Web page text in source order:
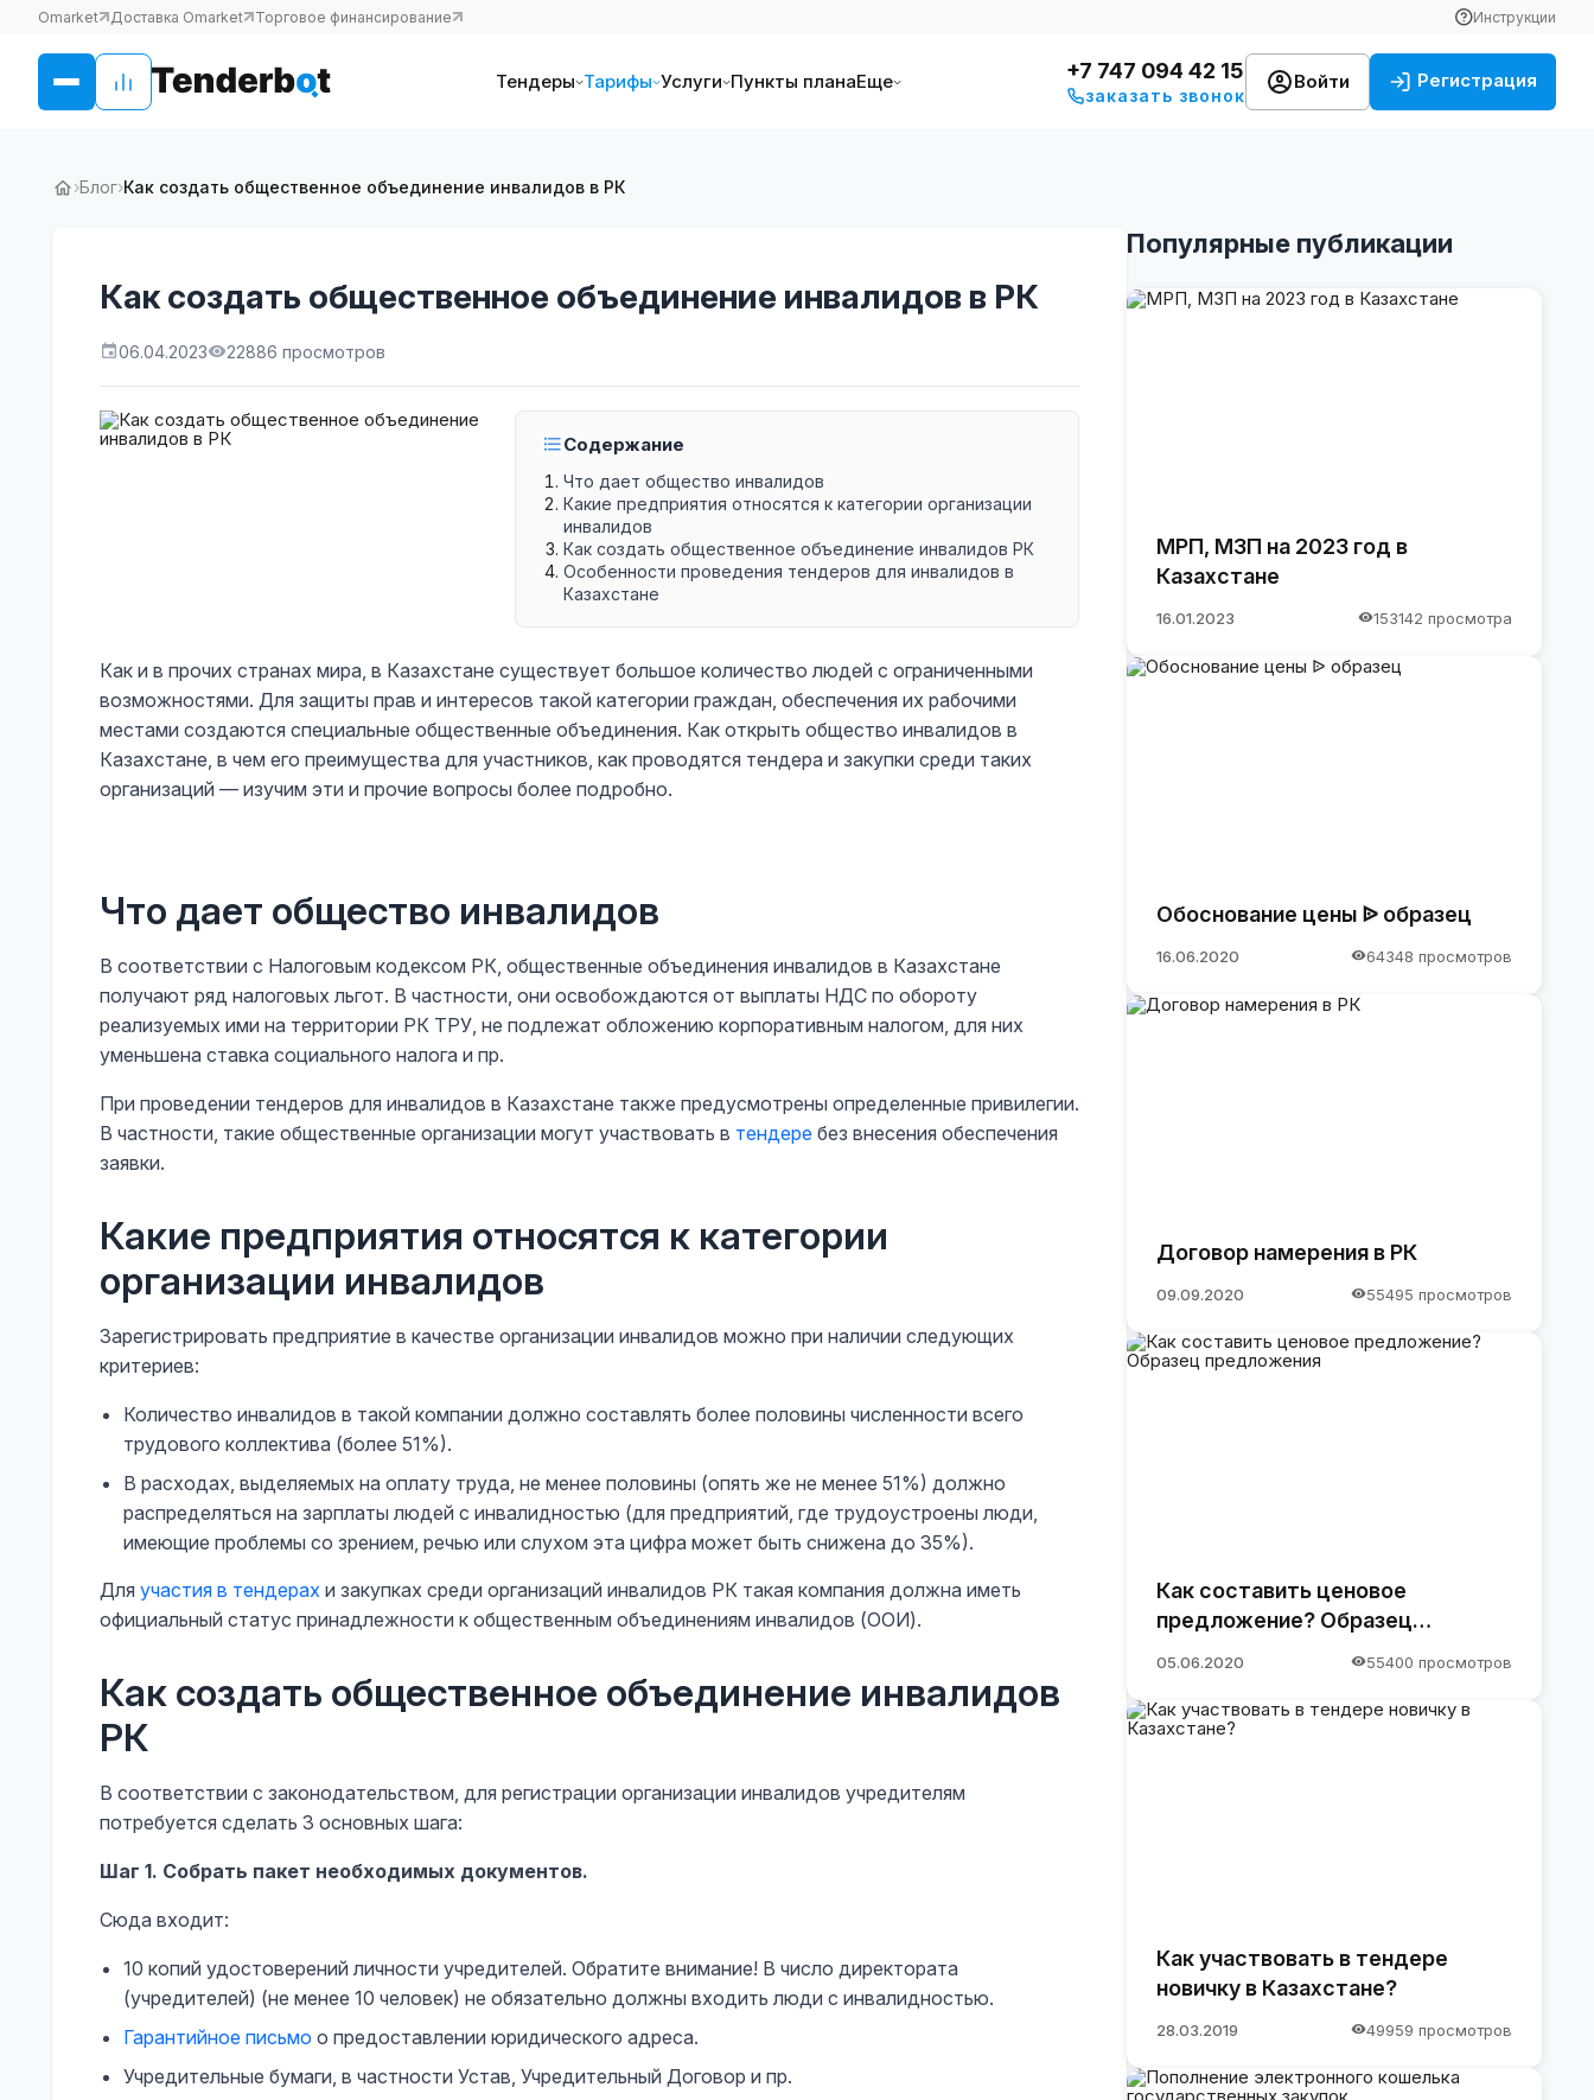
Omarket Доставка Omarket Торговое финансирование Инструкции
Тендеры Тарифы Услуги Пункты планаЕще +7 747 094 42 15
заказать звонок
Войти Регистрация
›Блог›Как создать общественное объединение инвалидов в РК
Как создать общественное объединение инвалидов в РК
06.04.2023 22886 просмотров
Содержание
Что дает общество инвалидов
Какие предприятия относятся к категории организации
инвалидов
Как создать общественное объединение инвалидов РК
Особенности проведения тендеров для инвалидов в
Казахстане
Как и в прочих странах мира, в Казахстане существует большое количество людей с ограниченными
возможностями. Для защиты прав и интересов такой категории граждан, обеспечения их рабочими
местами создаются специальные общественные объединения. Как открыть общество инвалидов в
Казахстане, в чем его преимущества для участников, как проводятся тендера и закупки среди таких
организаций — изучим эти и прочие вопросы более подробно.
Что дает общество инвалидов
В соответствии с Налоговым кодексом РК, общественные объединения инвалидов в Казахстане
получают ряд налоговых льгот. В частности, они освобождаются от выплаты НДС по обороту
реализуемых ими на территории РК ТРУ, не подлежат обложению корпоративным налогом, для них
уменьшена ставка социального налога и пр.
При проведении тендеров для инвалидов в Казахстане также предусмотрены определенные привилегии.
В частности, такие общественные организации могут участвовать в тендере без внесения обеспечения
заявки.
Какие предприятия относятся к категории
организации инвалидов
Зарегистрировать предприятие в качестве организации инвалидов можно при наличии следующих
критериев:
Количество инвалидов в такой компании должно составлять более половины численности всего
трудового коллектива (более 51%).
В расходах, выделяемых на оплату труда, не менее половины (опять же не менее 51%) должно
распределяться на зарплаты людей с инвалидностью (для предприятий, где трудоустроены люди,
имеющие проблемы со зрением, речью или слухом эта цифра может быть снижена до 35%).
Для участия в тендерах и закупках среди организаций инвалидов РК такая компания должна иметь
официальный статус принадлежности к общественным объединениям инвалидов (ООИ).
Как создать общественное объединение инвалидов
РК
В соответствии с законодательством, для регистрации организации инвалидов учредителям
потребуется сделать 3 основных шага:
Шаг 1. Собрать пакет необходимых документов.
Сюда входит:
10 копий удостоверений личности учредителей. Обратите внимание! В число директората
(учредителей) (не менее 10 человек) не обязательно должны входить люди с инвалидностью.
Гарантийное письмо о предоставлении юридического адреса.
Учредительные бумаги, в частности Устав, Учредительный Договор и пр.
Популярные публикации
МРП, МЗП на 2023 год в
Казахстане
16.01.2023 153142 просмотра
Обоснование цены ᐉ образец
16.06.2020 64348 просмотров
Договор намерения в РК
09.09.2020 55495 просмотров
Как составить ценовое
предложение? Образец
05.06.2020 55400 просмотров
Как участвовать в тендере
новичку в Казахстане?
28.03.2019 49959 просмотров